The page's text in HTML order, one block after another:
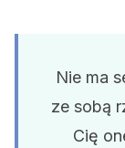
Nie ma
ze sobą
Cię